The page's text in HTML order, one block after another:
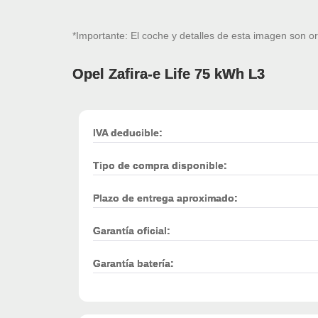
*Importante: El coche y detalles de esta imagen son
Opel Zafira-e Life 75 kWh L3
IVA deducible:
Tipo de compra disponible:
Plazo de entrega aproximado:
Garantía oficial:
Garantía batería: